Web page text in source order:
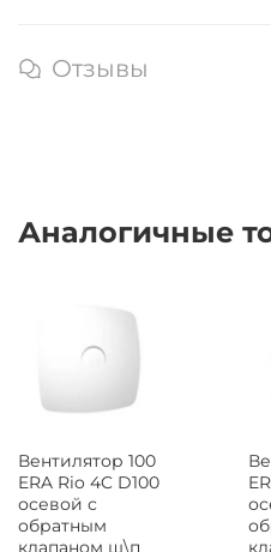
Отзывы
Аналогичные
Вентилятор 100
ERA Rio 4C D100
осевой с
обратным